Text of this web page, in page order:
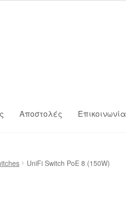
Αποστολές Επικοινωνία
UniFi Switch PoE 8 (150W)